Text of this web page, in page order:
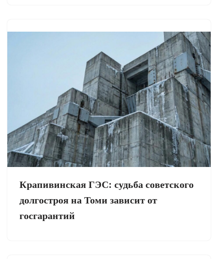
Крапивинская ГЭС: судьба советского
долгостроя на Томи зависит от
госгарантий